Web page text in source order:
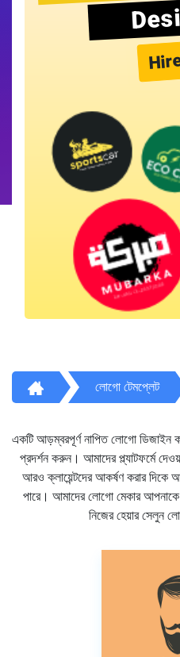
লোগো টেমপ্লেট
একটি আড়ম্বরপূর্ণ নাপিত লোগো ডিজাইন
প্রদর্শন করুন। আমাদের প্ল্যাটফর্মে
আরও ক্লায়েন্টদের আকর্ষণ করার
পারে। আমাদের লোগো মেকার আপনাকে
নিজের হেয়ার সেলুন